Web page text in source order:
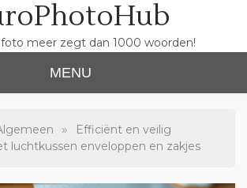
meer zegt dan 1000 woorden!
MENU
»
Efficiënt en veilig
luchtkussen enveloppen en zakjes